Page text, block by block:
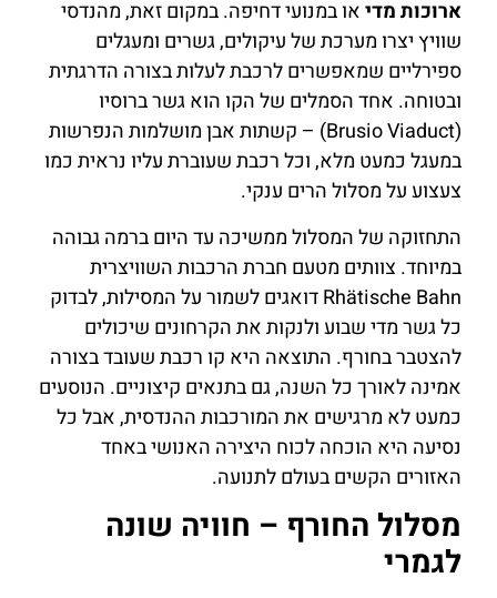
ארוכות מדיאו במנועי דחיפה. במקום זאת, מהנדסי
שוויץ יצרו מערכת של עיקולים, גשרים ומעגלים
ספירליים שמאפשרים לרכבת לעלות בצורה הדרגתית
ובטוחה. אחד הסמלים של הקו הוא גשר ברוסיו
(Brusio Viaduct) – קשתות אבן מושלמות הנפרשות
במעגל כמעט מלא, וכל רכבת שעוברת עליו נראית כמו
צעצוע על מסלול הרים ענקי.
התחזוקה של המסלול ממשיכה עד היום ברמה גבוהה
במיוחד. צוותים מטעם חברת הרכבות השוויצרית
Rhätische Bahn דואגים לשמור על המסילות, לבדוק
כל גשר מדי שבוע ולנקות את הקרחונים שיכולים
להצטבר בחורף. התוצאה היא קו רכבת שעובד בצורה
אמינה לאורך כל השנה, גם בתנאים קיצוניים. הנוסעים
כמעט לא מרגישים את המורכבות ההנדסית, אבל כל
נסיעה היא הוכחה לכוח היצירה האנושי באחד
האזורים הקשים בעולם לתנועה.
מסלול החורף – חוויה שונה
לגמרי